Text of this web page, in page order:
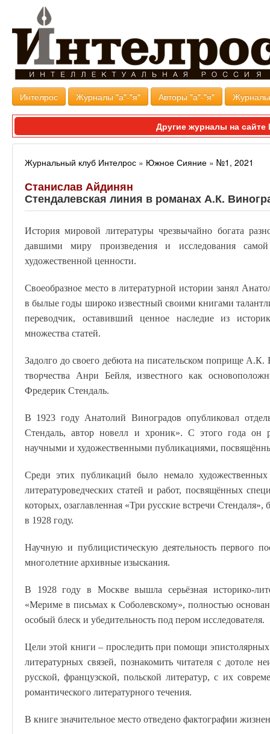
Интелрос Журналы "а"-"я" Авторы "а"-"я"
Другие журналы на
Журнальный клуб Интелрос » Южное Сияние » №1, 2021
Станислав Айдинян
Стендалевская линия в романах А.К.
История мировой литературы чрезвычайно богата
давшими миру произведения и исследования самой
художественной ценности.
Своеобразное место в литературной истории занял
в былые годы широко известный своими книгами
переводчик, оставивший ценное наследие из
множества статей.
Задолго до своего дебюта на писательском поприще
творчества Анри Бейля, известного как
Фредерик Стендаль.
В 1923 году Анатолий Виноградов опубликовал
Стендаль, автор новелл и хроник». С этого года он
научными и художественными публикациями,
Среди этих публикаций было немало
литературоведческих статей и работ, посвящённых
которых, озаглавленная «Три русские встречи
в 1928 году.
Научную и публицистическую деятельность первого
многолетние архивные изыскания.
В 1928 году в Москве вышла серьёзная историко-
«Мериме в письмах к Соболевскому», полностью
особый блеск и убедительность под пером исследователя.
Цели этой книги – проследить при помощи эпистолярных
литературных связей, познакомить читателя с дотоле
русской, французской, польской литератур, с их
романтического литературного течения.
В книге значительное место отведено фактографии